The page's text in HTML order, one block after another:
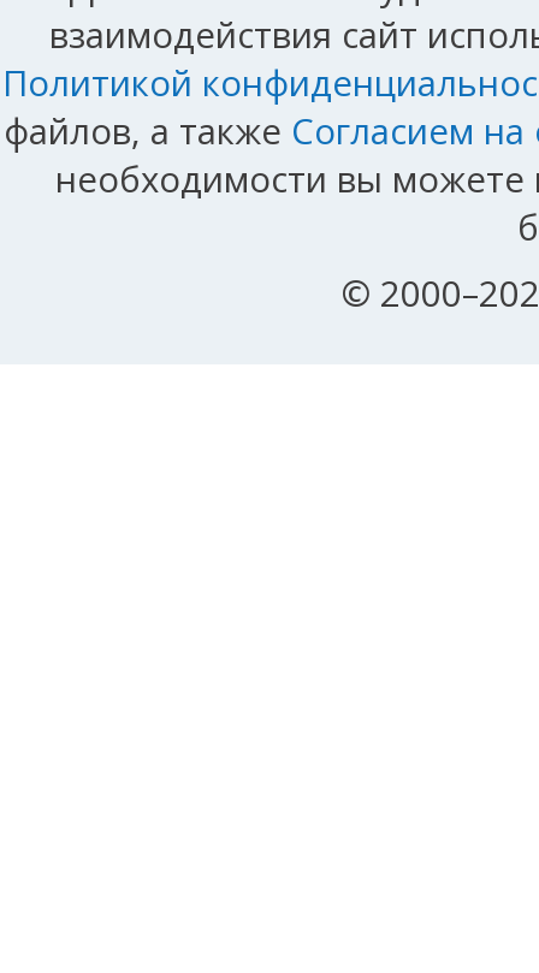
взаимодействия сайт
Политикой
файлов, а также Согласием
необходимости вы можете
©